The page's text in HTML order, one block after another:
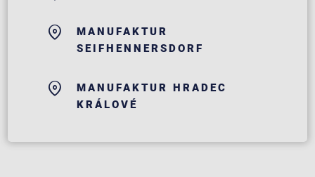
MANUFAKTUR
SEIFHENNERSDORF
MANUFAKTUR HRADEC
KRÁLOVÉ